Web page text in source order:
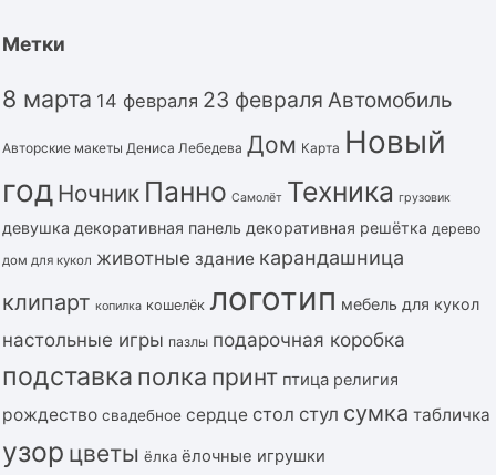
Метки
8 марта 14 февраля 23 февраля Автомобиль
Авторские макеты Дениса Лебедева Дом Карта Новый
год Ночник Панно Самолёт Техника грузовик
девушка декоративная панель декоративная решётка дерево
дом для кукол животные здание карандашница
клипарт копилка кошелёк логотип мебель для кукол
настольные игры пазлы подарочная коробка
подставка полка принт птица религия
рождество свадебное сердце стол стул сумка табличка
узор цветы ёлка ёлочные игрушки